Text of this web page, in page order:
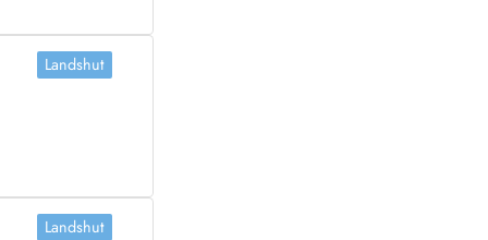
Landshut
Landshut